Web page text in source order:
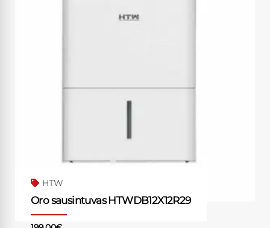
HTW
Oro sausintuvas HTWDB12X12R29